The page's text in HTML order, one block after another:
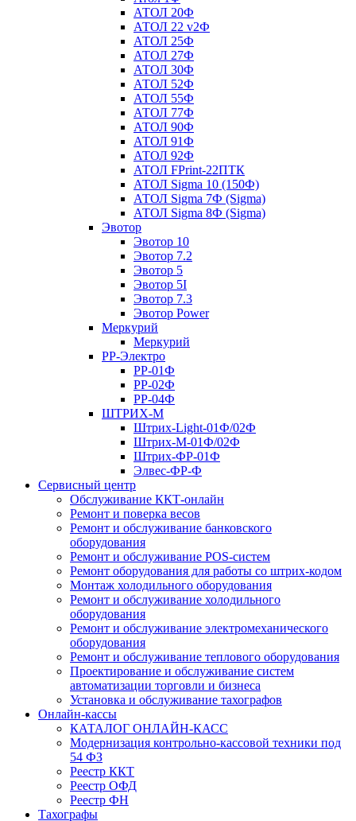
АТОЛ 20Ф
АТОЛ 22 v2Ф
АТОЛ 25Ф
АТОЛ 27Ф
АТОЛ 30Ф
АТОЛ 52Ф
АТОЛ 55Ф
АТОЛ 77Ф
АТОЛ 90Ф
АТОЛ 91Ф
АТОЛ 92Ф
АТОЛ FPrint-22ПТК
АТОЛ Sigma 10 (150Ф)
АТОЛ Sigma 7Ф (Sigma)
АТОЛ Sigma 8Ф (Sigma)
Эвотор
Эвотор 10
Эвотор 7.2
Эвотор 5
Эвотор 5I
Эвотор 7.3
Эвотор Power
Меркурий
Меркурий
РР-Электро
РР-01Ф
РР-02Ф
РР-04Ф
ШТРИХ-М
Штрих-Light-01Ф/02Ф
Штрих-М-01Ф/02Ф
Штрих-ФР-01Ф
Элвес-ФР-Ф
Сервисный центр
Обслуживание ККТ-онлайн
Ремонт и поверка весов
Ремонт и обслуживание банковского
оборудования
Ремонт и обслуживание POS-систем
Ремонт оборудования для работы со штрих-кодом
Монтаж холодильного оборудования
Ремонт и обслуживание холодильного
оборудования
Ремонт и обслуживание электромеханического
оборудования
Ремонт и обслуживание теплового оборудования
Проектирование и обслуживание систем
автоматизации торговли и бизнеса
Установка и обслуживание тахографов
Онлайн-кассы
КАТАЛОГ ОНЛАЙН-КАСС
Модернизация контрольно-кассовой техники под
54 ФЗ
Реестр ККТ
Реестр ОФД
Реестр ФН
Тахографы